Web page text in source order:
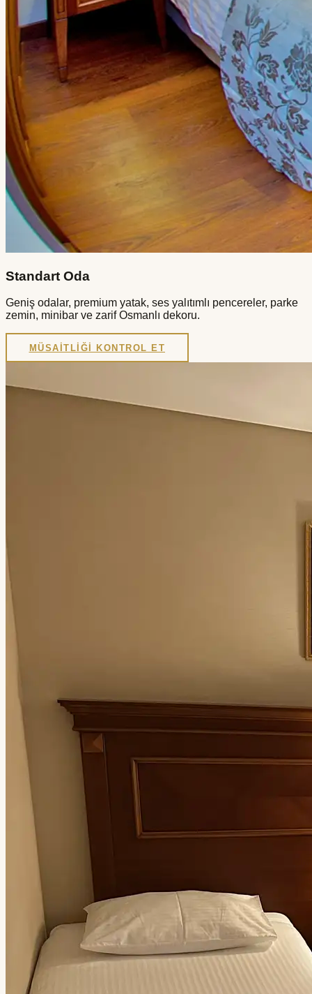
Standart Oda
Geniş odalar, premium yatak, ses yalıtımlı pencereler, parke
zemin, minibar ve zarif Osmanlı dekoru.
MÜSAITLIĞI KONTROL ET